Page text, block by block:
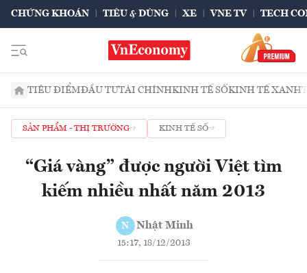
CHỨNG KHOÁN TIÊU & DÙNG XE VNE TV TECH
TIÊU ĐIỂMĐẦU TƯTÀI CHÍNHKINH TẾ SỐKINH TẾ XANH
SẢN PHẨM - THỊ TRƯỜNG KINH TẾ SỐ
“Giá vàng” được người Việt tìm
kiếm nhiều nhất năm 2013
N Nhật Minh
15:17, 18/12/2013